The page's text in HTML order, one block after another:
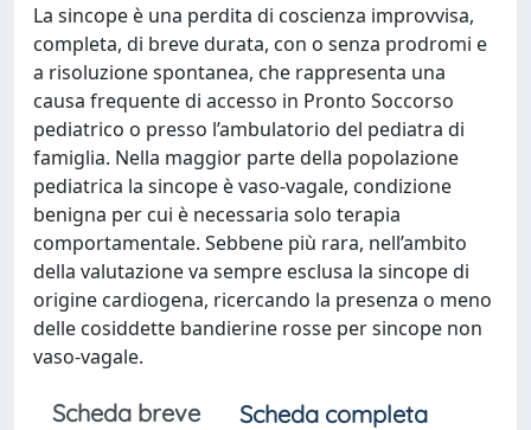
La sincope è una perdita di coscienza improvvisa,
completa, di breve durata, con o senza prodromi e
a risoluzione spontanea, che rappresenta una
causa frequente di accesso in Pronto Soccorso
pediatrico o presso l’ambulatorio del pediatra di
famiglia. Nella maggior parte della popolazione
pediatrica la sincope è vaso-vagale, condizione
benigna per cui è necessaria solo terapia
comportamentale. Sebbene più rara, nell’ambito
della valutazione va sempre esclusa la sincope di
origine cardiogena, ricercando la presenza o meno
delle cosiddette bandierine rosse per sincope non
vaso-vagale.
Scheda breve Scheda completa